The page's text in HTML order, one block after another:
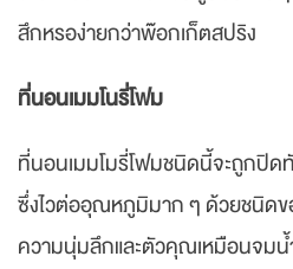
สึกหรอง่ายกว่าพ๊อกเก็ตสปริง
ที่นอนเมมโนรี่โฟม
ที่นอนเมมโมรี่โฟมชนิดนี้จะถูกปิ
ซึ่งไวต่ออุณหภูมิมาก ๆ ด้วยชนิด
ความนุ่มลึกและตัวคุณเหมือนจมน้